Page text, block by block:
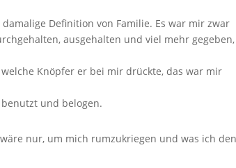
Definition von Familie. Es war mir zwar
ausgehalten und viel mehr gegeben,
Knöpfer er bei mir drückte, das war mir
und belogen.
nur, um mich rumzukriegen und was ich